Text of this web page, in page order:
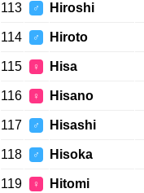
113 ♂ Hiroshi
114 ♂ Hiroto
115 ♀ Hisa
116 ♀ Hisano
117 ♂ Hisashi
118 ♂ Hisoka
119 ♀ Hitomi